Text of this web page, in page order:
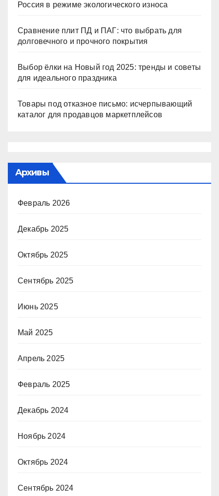
Россия в режиме экологического износа
Сравнение плит ПД и ПАГ: что выбрать для
долговечного и прочного покрытия
Выбор ёлки на Новый год 2025: тренды и советы
для идеального праздника
Товары под отказное письмо: исчерпывающий
каталог для продавцов маркетплейсов
Архивы
Февраль 2026
Декабрь 2025
Октябрь 2025
Сентябрь 2025
Июнь 2025
Май 2025
Апрель 2025
Февраль 2025
Декабрь 2024
Ноябрь 2024
Октябрь 2024
Сентябрь 2024